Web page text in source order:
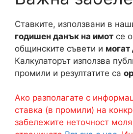
Ставките, използвани в
годишен данък на имот се
общинските съвети и могат
Калкулаторът използва
промили и резултатите са
Ако разполагате с
ставка (в промили) на
забележите неточност